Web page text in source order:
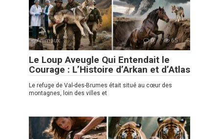
Animaux 0 65
Le Loup Aveugle Qui Entendait le
Courage : L’Histoire d’Arkan et d’Atlas
Le refuge de Val-des-Brumes était situé au cœur des
montagnes, loin des villes et